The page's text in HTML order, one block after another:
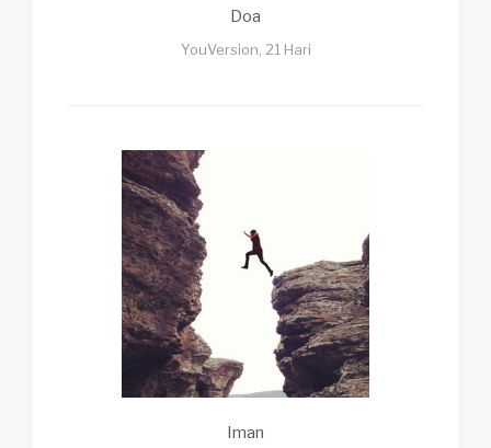
Doa
YouVersion, 21 Hari
Iman